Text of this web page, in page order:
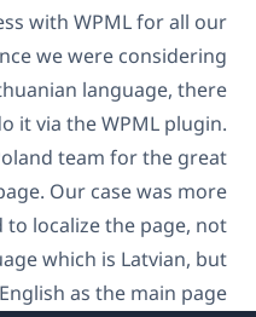
with WPML for all our
we were considering
language, there
it via the WPML plugin.
team for the great
Our case was more
localize the page, not
which is Latvian, but
English as the main page.